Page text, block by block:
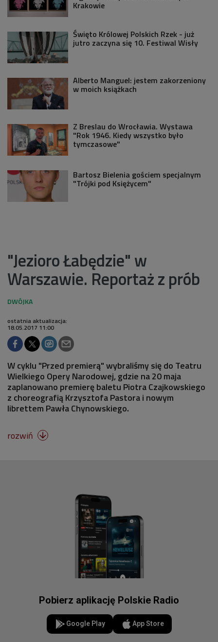
Krakowie
Święto Królowej Polskich Rzek - już
jutro zaczyna się 10. Festiwal Wisły
Alberto Manguel: jestem zakorzeniony
w moich książkach
Z Breslau do Wrocławia. Wystawa
"Rok 1946. Kiedy wszystko było
tymczasowe"
Bartosz Bielenia gościem specjalnym
"Trójki pod Księżycem"
"Jezioro Łabędzie" w
Warszawie. Reportaż z prób
ostatnia aktualizacja:
18.05.2017 11:00
W cyklu "Przed premierą" wybraliśmy się do Teatru
Wielkiego Opery Narodowej, gdzie na 20 maja
zaplanowano premierę baletu Piotra Czajkowskiego
z choreografią Krzysztofa Pastora i nowym
librettem Pawła Chynowskiego.
rozwiń 
Pobierz aplikację Polskie Radio
Google Play App Store